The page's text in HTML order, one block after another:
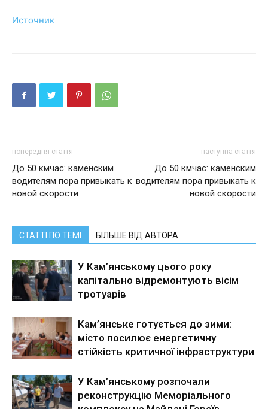
Источник
попередня стаття
До 50 кмчас: каменским
водителям пора привыкать к
новой скорости
наступна стаття
До 50 кмчас: каменским
водителям пора привыкать к
новой скорости
СТАТТІ ПО ТЕМІ БІЛЬШЕ ВІД АВТОРА
У Кам’янському цього року
капітально відремонтують вісім
тротуарів
Кам’янське готується до зими:
місто посилює енергетичну
стійкість критичної інфраструктури
У Кам’янському розпочали
реконструкцію Меморіального